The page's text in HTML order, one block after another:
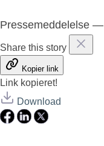
Pressemeddelelse —
Share this story
Kopier link
Link kopieret!
Download